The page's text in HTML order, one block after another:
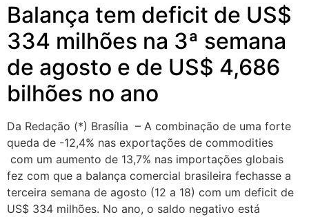
Balança tem deficit de US$
334 milhões na 3ª semana
de agosto e de US$ 4,686
bilhões no ano
Da Redação (*) Brasília – A combinação de uma forte
queda de -12,4% nas exportações de commodities
com um aumento de 13,7% nas importações globais
fez com que a balança comercial brasileira fechasse a
terceira semana de agosto (12 a 18) com um deficit de
US$ 334 milhões. No ano, o saldo negativo está